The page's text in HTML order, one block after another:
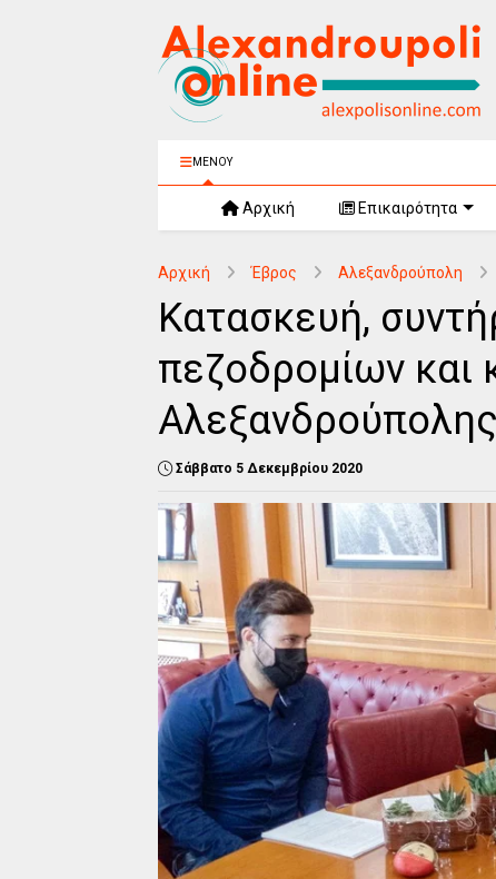
ΜΕΝΟΥ
Αρχική Επικαιρότητα
Αρχική Έβρος Αλεξανδρούπολη
Κατασκευή,
πεζοδρομίων
Αλεξανδρούπολης
Σάββατο 5 Δεκεμβρίου 2020